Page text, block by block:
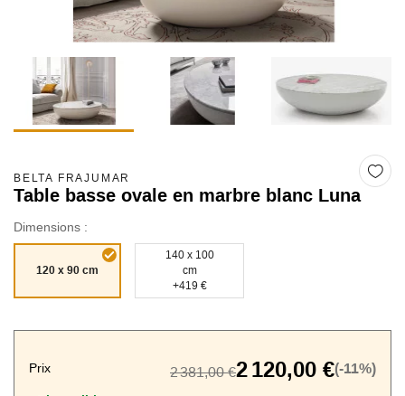
BELTA FRAJUMAR
Table basse ovale en marbre blanc Luna
Dimensions :
120 x 90 cm
140 x 100
cm
+419 €
Prix 2 381,00 €2 120,00 €(-11%)